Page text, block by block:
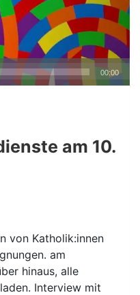
00:00
am 10.
von Katholik:innen
am
hinaus, alle
Interview mit